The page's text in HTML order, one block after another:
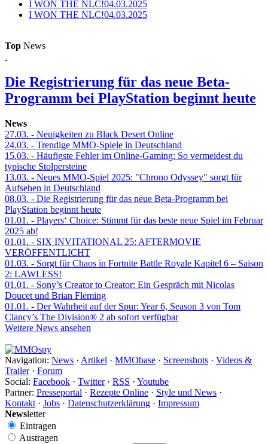
I WON THE NLC!04.03.2025
I WON THE NLC!04.03.2025
Top News
Die Registrierung für das neue Beta-
Programm bei PlayStation beginnt heute
News
27.03. - Neuigkeiten zu Black Desert Online
24.03. - Trendige MMO-Spiele in Deutschland
15.03. - Häufigste Fehler im Online-Gaming: So vermeidest du
typische Stolpersteine
13.03. - Neues MMO-Spiel 2025: "Chrono Odyssey" sorgt für
Aufsehen in Deutschland
08.03. - Die Registrierung für das neue Beta-Programm bei
PlayStation beginnt heute
01.01. - Players‘ Choice: Stimmt für das beste neue Spiel im Februar
2025 ab!
01.01. - SIX INVITATIONAL 25: AFTERMOVIE
VERÖFFENTLICHT
01.03. - Sorgt für Chaos in Fortnite Battle Royale Kapitel 6 – Saison
2: LAWLESS!
01.01. - Sony’s Creator to Creator: Ein Gespräch mit Nicolas
Doucet und Brian Fleming
01.01. - Der Wahrheit auf der Spur: Year 6, Season 3 von Tom
Clancy’s The Division® 2 ab sofort verfügbar
Weitere News ansehen
Navigation: News · Artikel · MMObase · Screenshots · Videos &
Trailer· Forum
Social: Facebook · Twitter· RSS · Youtube
Partner: Presseportal · Rezepte Online · Style und News ·
Kontakt · Jobs · Datenschutzerklärung · Impressum
Newsletter
Eintragen
Austragen